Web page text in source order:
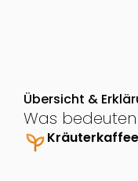
Übersicht &
Was
psychiatryKräuterkaffee